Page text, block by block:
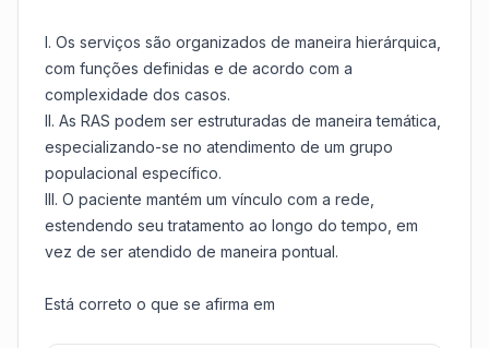
I. Os serviços são organizados de maneira hierárquica,
com funções definidas e de acordo com a
complexidade dos casos.
II. As RAS podem ser estruturadas de maneira temática,
especializando-se no atendimento de um grupo
populacional específico.
III. O paciente mantém um vínculo com a rede,
estendendo seu tratamento ao longo do tempo, em
vez de ser atendido de maneira pontual.
Está correto o que se afirma em